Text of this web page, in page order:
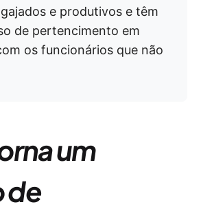
e produtivos e têm
de pertencimento em
os funcionários que não
um
de